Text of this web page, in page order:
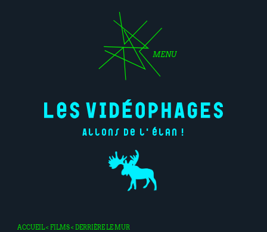
MENU
Allons de l'élan !
ACCUEIL< FILMS< DERRIÈRE LE MUR